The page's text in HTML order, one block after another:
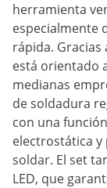
herramienta
especialmente
rápida.
está orientado
medianas
de soldadura
con una
electrostática
soldar. El set
LED, que